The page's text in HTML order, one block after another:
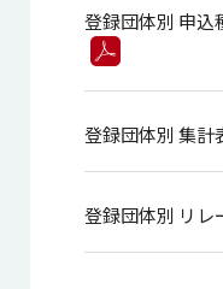
登録団体別 申込
登録団体別 集計
登録団体別 リレ